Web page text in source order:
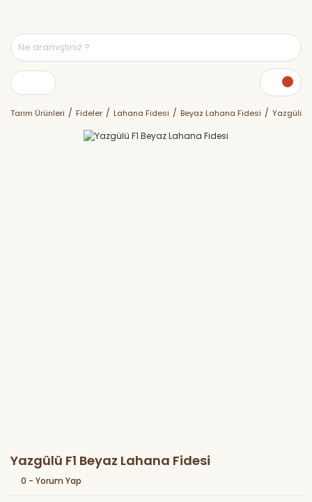
Tarım Ürünleri Fideler Lahana Fidesi Beyaz Lahana Fidesi Yazgülü
Yazgülü F1 Beyaz Lahana Fidesi
0 - Yorum Yap